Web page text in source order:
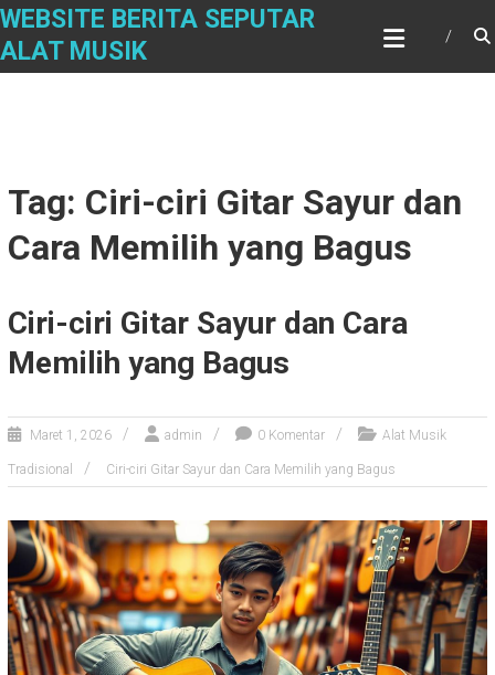
Skip
content
WEBSITE BERITA SEPUTAR
ALAT MUSIK
Tag: Ciri-ciri Gitar Sayur dan
Cara Memilih yang Bagus
Ciri-ciri Gitar Sayur dan Cara
Memilih yang Bagus
Maret 1, 2026 admin 0 Komentar Alat Musik
Tradisional Ciri-ciri Gitar Sayur dan Cara Memilih yang Bagus